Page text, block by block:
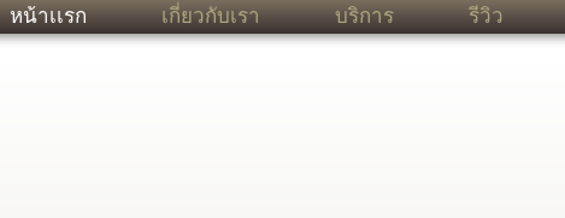
หน้าเเรก เกี่ยวกับเรา บริการ รีวิว